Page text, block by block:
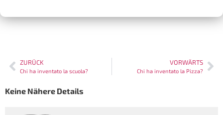
ZURÜCK
Chi ha inventato la scuola?
VORWÄRTS
Chi ha inventato la Pizza?
Keine Nähere Details